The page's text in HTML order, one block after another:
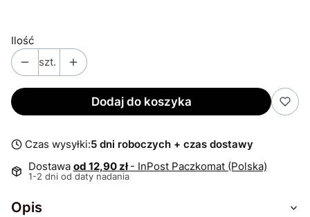
Ilość
szt.
Dodaj do koszyka
Czas wysyłki:5 dni roboczych + czas dostawy
Dostawa od 12,90 zł- InPost Paczkomat (Polska)
1-2 dni od daty nadania
Opis